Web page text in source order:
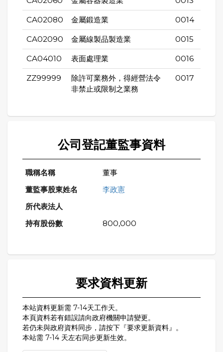
CA02080 金屬鍛造業 0014
CA02090 金屬線製品製造業 0015
CA04010 表面處理業 0016
ZZ99999
除許可業務外，得經營法令
非禁止或限制之業務
0017
公司登記董監事資料
董事
李政憲
800,000
要求資料更新
本站資料更新需 7-14天工作天。
本頁資料若有錯誤請向政府機關申請變更。
若仍未與政府資料同步，請按下『要求更新資料』。
本站需 7-14 天左右同步更新生效。